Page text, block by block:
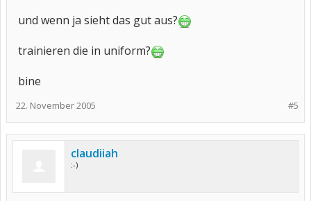
und wenn ja sieht das gut aus?
trainieren die in uniform?
bine
#5
22. November 2005
claudiiah
:-)